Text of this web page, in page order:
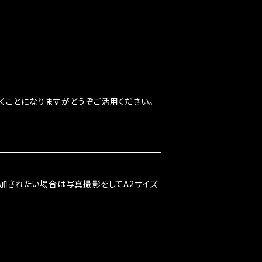
とになりますがどうぞご活用ください。
されたい場合は写真撮影をしてA2サイズ